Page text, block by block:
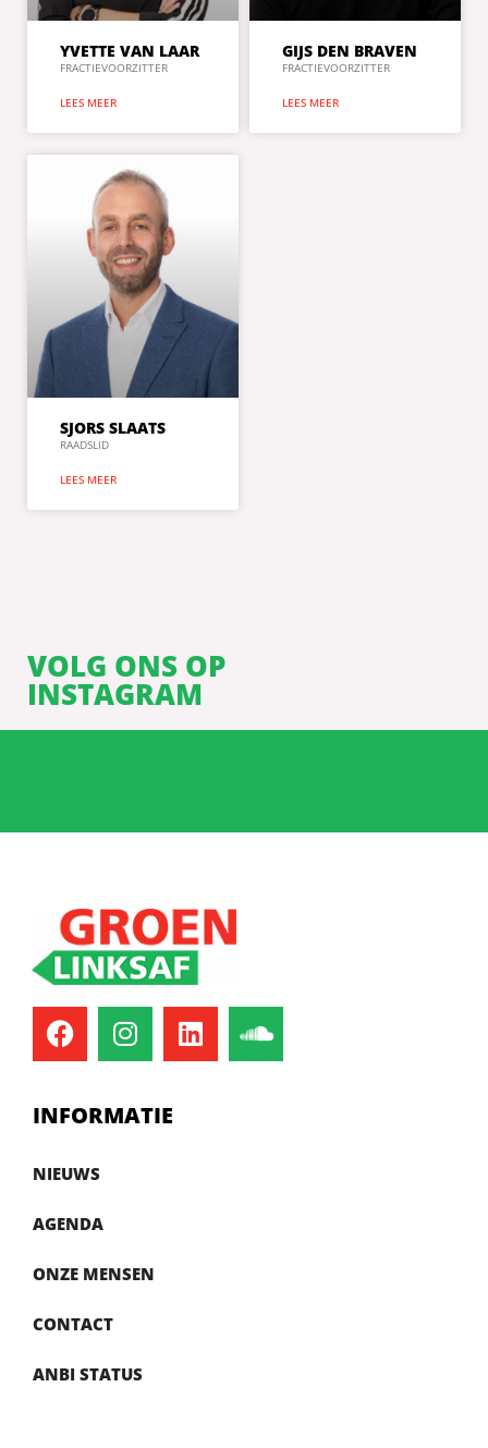
YVETTE VAN LAAR
FRACTIEVOORZITTER
LEES MEER
GIJS DEN BRAVEN
FRACTIEVOORZITTER
LEES MEER
SJORS SLAATS
RAADSLID
LEES MEER
VOLG ONS OP
INSTAGRAM
INFORMATIE
NIEUWS
AGENDA
ONZE MENSEN
CONTACT
ANBI STATUS